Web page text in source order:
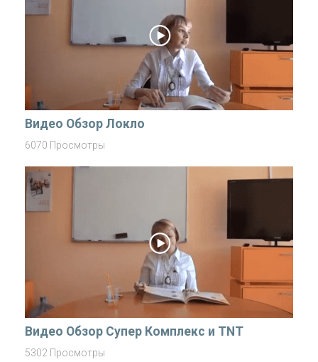
Видео Обзор Локло
6070 Просмотры
Видео Обзор Супер Комплекс и TNT
5302 Просмотры